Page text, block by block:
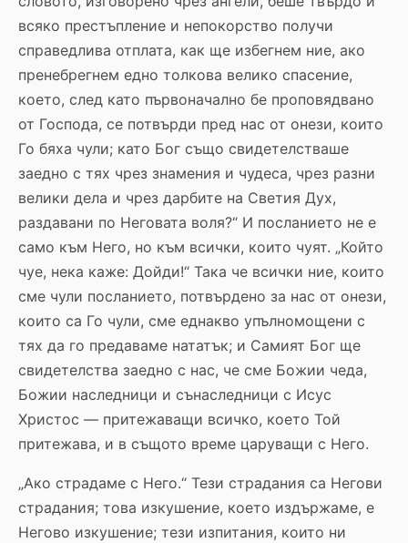
всяко престъпление и непокорство получи
справедлива отплата, как ще избегнем ние, ако
пренебрегнем едно толкова велико спасение,
което, след като първоначално бе проповядвано
от Господа, се потвърди пред нас от онези, които
Го бяха чули; като Бог също свидетелстваше
заедно с тях чрез знамения и чудеса, чрез разни
велики дела и чрез дарбите на Светия Дух,
раздавани по Неговата воля?“ И посланието не е
само към Него, но към всички, които чуят. „Който
чуе, нека каже: Дойди!“ Така че всички ние, които
сме чули посланието, потвърдено за нас от онези,
които са Го чули, сме еднакво упълномощени с
тях да го предаваме нататък; и Самият Бог ще
свидетелства заедно с нас, че сме Божии чеда,
Божии наследници и сънаследници с Исус
Христос — притежаващи всичко, което Той
притежава, и в същото време царуващи с Него.
„Ако страдаме с Него.“ Тези страдания са Негови
страдания; това изкушение, което издържаме, е
Негово изкушение; тези изпитания, които ни